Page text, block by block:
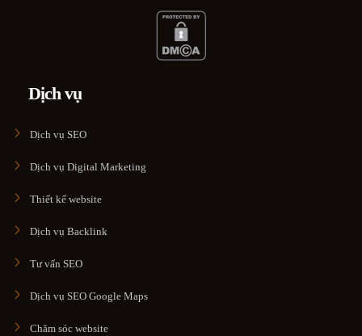
Dịch vụ
Dịch vụ SEO
Dịch vụ Digital Marketing
Thiết kế website
Dịch vụ Backlink
Tư vấn SEO
Dịch vụ SEO Google Maps
Chăm sóc website